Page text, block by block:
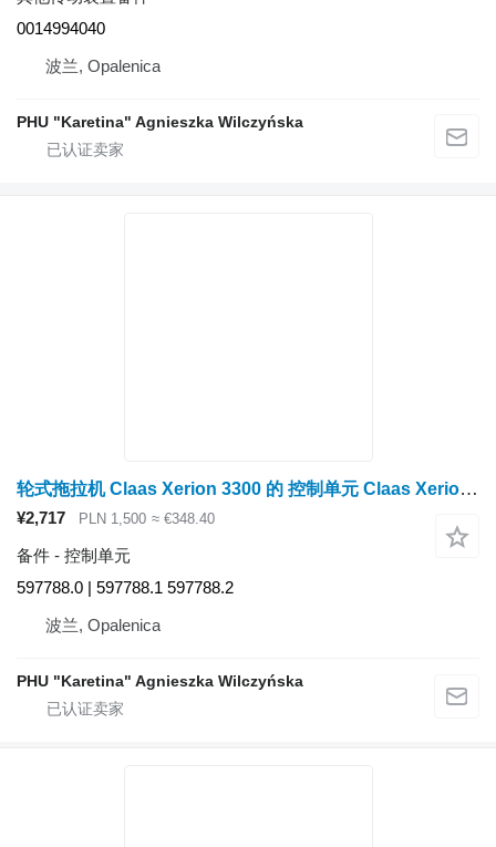
0014994040
波兰, Opalenica
PHU "Karetina" Agnieszka Wilczyńska
轮式拖拉机 Claas Xerion 3300 的 控制单元 Claas Xerion 3300 XIF 模块/驱动程序 597788.0 | 597788.1 | 597788.2
¥2,717 PLN 1,500 ≈ €348.40
备件 - 控制单元
597788.0 | 597788.1 597788.2
波兰, Opalenica
PHU "Karetina" Agnieszka Wilczyńska